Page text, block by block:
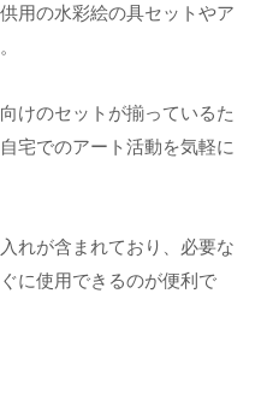
用の水彩絵の具セットやア
けのセットが揃っているた
宅でのアート活動を気軽に
れが含まれており、必要な
に使用できるのが便利で